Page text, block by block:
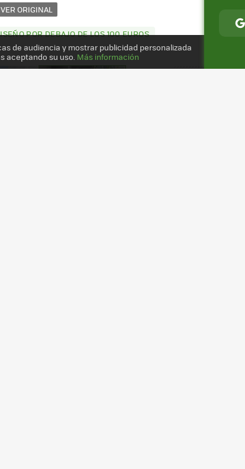
VER ORIGINAL
POR DEBAJO DE LOS 100 EUROS
de audiencia y mostrar publicidad personalizada
aceptando su uso. Más información